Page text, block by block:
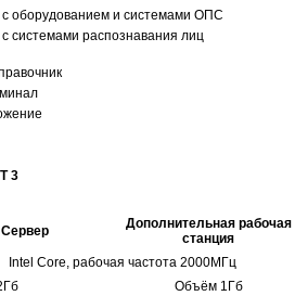
с оборудованием и системами ОПС
системами распознавания лиц
3
Сервер
Дополнительная рабочая
станция
Intel Core, рабочая частота 2000МГц
Объём 1Гб